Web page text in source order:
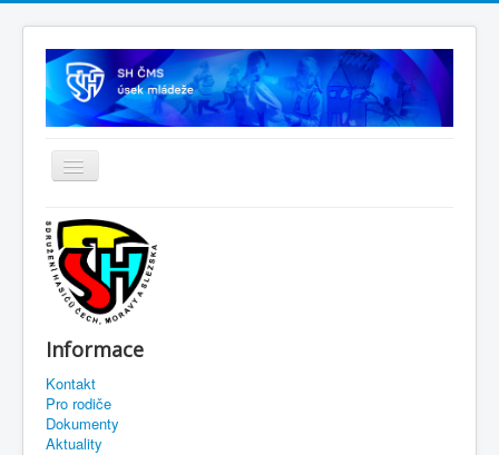
Informace
Kontakt
Pro rodiče
Dokumenty
Aktuality